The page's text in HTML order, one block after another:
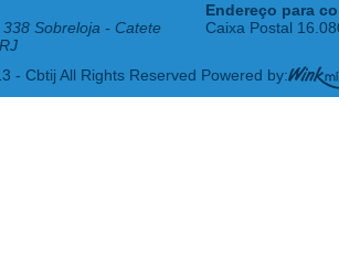
Sobreloja - Catete
Endereço para
Caixa Postal
- Cbtij All Rights Reserved Powered by: